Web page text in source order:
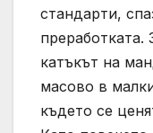
стандарти,
преработката.
катъкът на
масово в
където се